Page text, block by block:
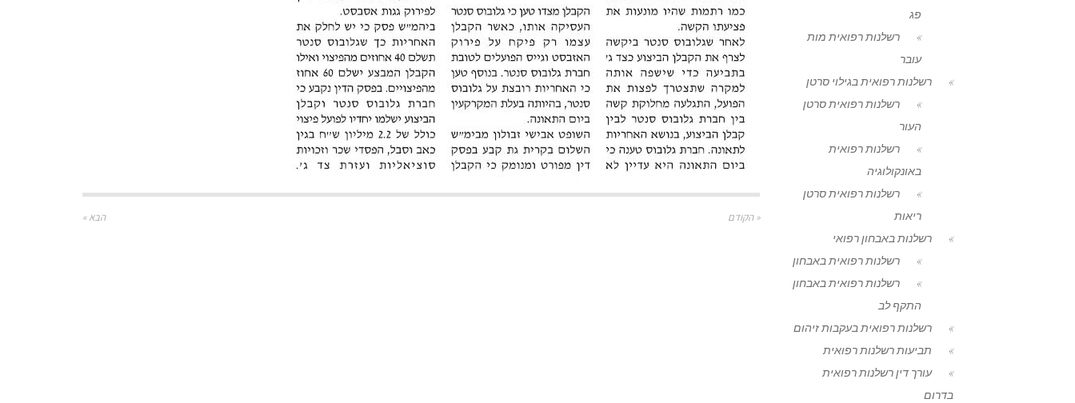
« הקודם הבא »
פג
רשלנות רפואית מות
עובר
רשלנות רפואית בגילוי סרטן
רשלנות רפואית סרטן
העור
רשלנות רפואית
באונקולוגיה
רשלנות רפואית סרטן
ריאות
רשלנות באבחון רפואי
רשלנות רפואית באבחון
רשלנות רפואית באבחון
התקף לב
רשלנות רפואית בעקבות זיהום
תביעות רשלנות רפואית
עורך דין רשלנות רפואית
בדרום